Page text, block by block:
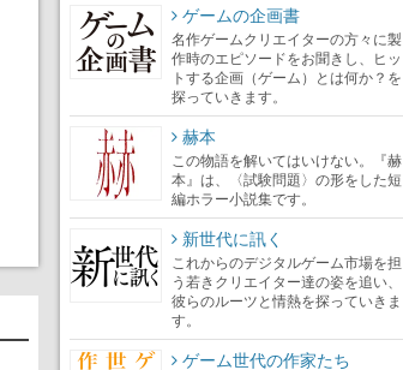
ゲームの企画書
名作ゲームクリエイターの方々に製
作時のエピソードをお聞きし、ヒッ
トする企画（ゲーム）とは何か？を
探っていきます。
赫本
この物語を解いてはいけない。『赫
本』は、〈試験問題〉の形をした短
編ホラー小説集です。
新世代に訊く
これからのデジタルゲーム市場を担
う若きクリエイター達の姿を追い、
彼らのルーツと情熱を探っていきま
す。
ゲーム世代の作家たち